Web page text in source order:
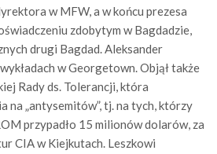
w MFW, a w końcu prezesa
zdobytym w Bagdadzie,
drugi Bagdad. Aleksander
w Georgetown. Objął także
Rady ds. Tolerancji, która
na „antysemitów”, tj. na tych, którzy
przypadło 15 milionów dolarów, za
CIA w Kiejkutach. Leszkowi